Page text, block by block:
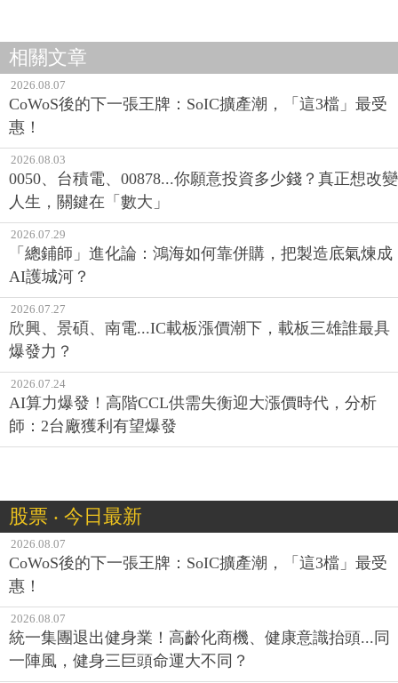
相關文章
2026.08.07
CoWoS後的下一張王牌：SoIC擴產潮，「這3檔」最受
惠！
2026.08.03
0050、台積電、00878...你願意投資多少錢？真正想改變
人生，關鍵在「數大」
2026.07.29
「總鋪師」進化論：鴻海如何靠併購，把製造底氣煉成
AI護城河？
2026.07.27
欣興、景碩、南電...IC載板漲價潮下，載板三雄誰最具
爆發力？
2026.07.24
AI算力爆發！高階CCL供需失衡迎大漲價時代，分析
師：2台廠獲利有望爆發
股票 ‧ 今日最新
2026.08.07
CoWoS後的下一張王牌：SoIC擴產潮，「這3檔」最受
惠！
2026.08.07
統一集團退出健身業！高齡化商機、健康意識抬頭...同
一陣風，健身三巨頭命運大不同？